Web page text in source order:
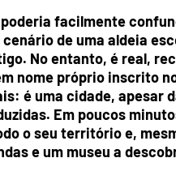
facilmente
de uma aldeia
No entanto, é real,
nome próprio inscrito
é uma cidade, apesar
Em poucos
o seu território e,
e um museu a